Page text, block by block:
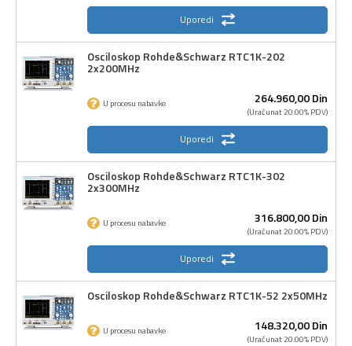
Uporedi
Osciloskop Rohde&Schwarz RTC1K-202
2x200MHz
264.960,00Din
(Uračunat 20.00% PDV)
U procesu nabavke
Uporedi
Osciloskop Rohde&Schwarz RTC1K-302
2x300MHz
316.800,00Din
(Uračunat 20.00% PDV)
U procesu nabavke
Uporedi
Osciloskop Rohde&Schwarz RTC1K-52 2x50MHz
148.320,00Din
(Uračunat 20.00% PDV)
U procesu nabavke